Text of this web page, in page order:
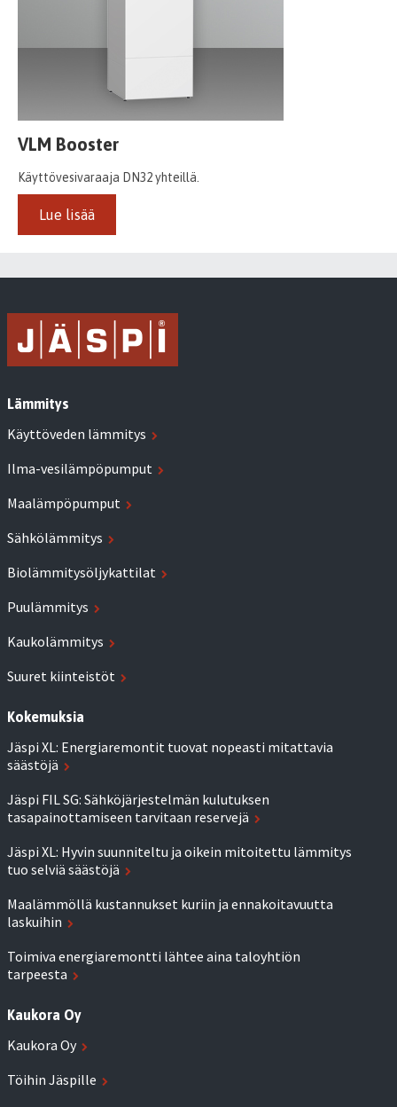
VLM Booster
Käyttövesivaraaja DN32 yhteillä.
Lue lisää
Lämmitys
Käyttöveden lämmitys
Ilma-vesilämpöpumput
Maalämpöpumput
Sähkölämmitys
Biolämmitysöljykattilat
Puulämmitys
Kaukolämmitys
Suuret kiinteistöt
Kokemuksia
Jäspi XL: Energiaremontit tuovat nopeasti mitattavia
säästöjä
Jäspi FIL SG: Sähköjärjestelmän kulutuksen
tasapainottamiseen tarvitaan reservejä
Jäspi XL: Hyvin suunniteltu ja oikein mitoitettu lämmitys
tuo selviä säästöjä
Maalämmöllä kustannukset kuriin ja ennakoitavuutta
laskuihin
Toimiva energiaremontti lähtee aina taloyhtiön
tarpeesta
Kaukora Oy
Kaukora Oy
Töihin Jäspille